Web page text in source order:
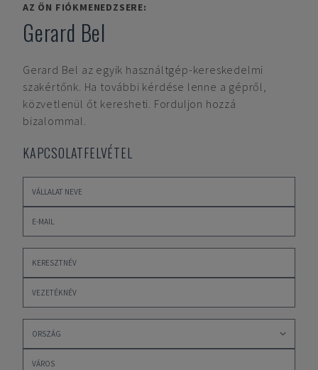
AZ ÖN FIÓKMENEDZSERE:
Gerard Bel
Gerard Bel az egyik használtgép-kereskedelmi
szakértőnk. Ha további kérdése lenne a gépről,
közvetlenül őt keresheti. Forduljon hozzá
bizalommal.
KAPCSOLATFELVÉTEL